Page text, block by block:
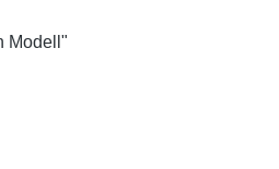
Modell"